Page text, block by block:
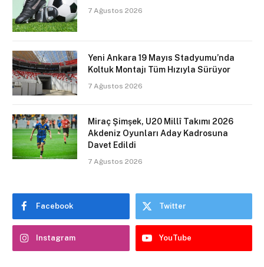
7 Ağustos 2026
Yeni Ankara 19 Mayıs Stadyumu’nda
Koltuk Montajı Tüm Hızıyla Sürüyor
7 Ağustos 2026
Miraç Şimşek, U20 Millî Takımı 2026
Akdeniz Oyunları Aday Kadrosuna
Davet Edildi
7 Ağustos 2026
Facebook Twitter
Instagram YouTube